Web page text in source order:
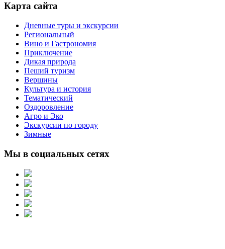
Карта сайта
Дневные туры и экскурсии
Региональный
Вино и Гастрономия
Приключение
Дикая природа
Пеший туризм
Вершины
Культура и история
Тематический
Оздоровление
Агро и Эко
Экскурсии по городу
Зимные
Мы в социальных сетях